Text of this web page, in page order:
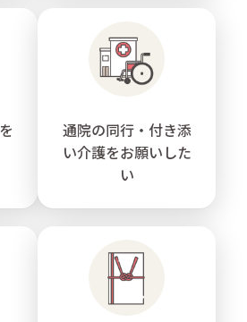
通院の同行・付き添
い介護をお願いした
い